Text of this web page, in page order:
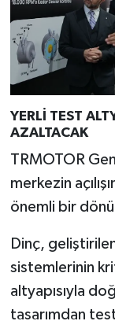
YERLİ TEST
AZALTACAK
TRMOTOR
merkezin
önemli bir
Dinç,
sistemlerinin
altyapısıyla
tasarımdan